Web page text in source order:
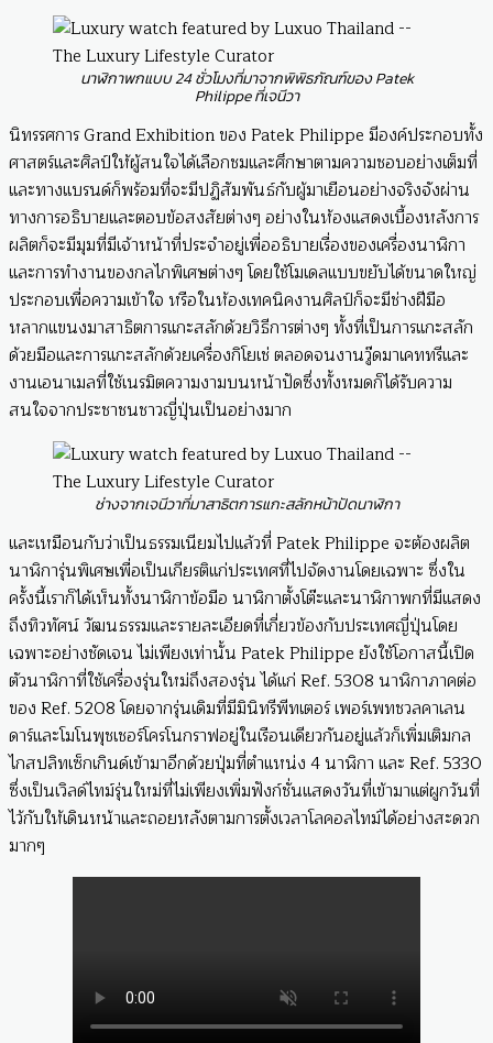
นาฬิกาพกแบบ 24 ชั่วโมงที่มาจากพิพิธภัณฑ์ของ Patek
Philippe ที่เจนีวา
นิทรรศการ Grand Exhibition ของ Patek Philippe มีองค์ประกอบทั้ง
ศาสตร์และศิลป์ให้ผู้สนใจได้เลือกชมและศึกษาตามความชอบอย่างเต็มที่
และทางแบรนด์ก็พร้อมที่จะมีปฏิสัมพันธ์กับผู้มาเยือนอย่างจริงจังผ่าน
ทางการอธิบายและตอบข้อสงสัยต่างๆ อย่างในห้องแสดงเบื้องหลังการ
ผลิตก็จะมีมุมที่มีเจ้าหน้าที่ประจำอยู่เพื่ออธิบายเรื่องของเครื่องนาฬิกา
และการทำงานของกลไกพิเศษต่างๆ โดยใช้โมเดลแบบขยับได้ขนาดใหญ่
ประกอบเพื่อความเข้าใจ หรือในห้องเทคนิคงานศิลป์ก็จะมีช่างฝีมือ
หลากแขนงมาสาธิตการแกะสลักด้วยวิธีการต่างๆ ทั้งที่เป็นการแกะสลัก
ด้วยมือและการแกะสลักด้วยเครื่องกิโยเช่ ตลอดจนงานวู๊ดมาเคททรีและ
งานเอนาเมลที่ใช้เนรมิตความงามบนหน้าปัดซึ่งทั้งหมดก็ได้รับความ
สนใจจากประชาชนชาวญี่ปุ่นเป็นอย่างมาก
ช่างจากเจนีวาที่มาสาธิตการแกะสลักหน้าปัดนาฬิกา
และเหมือนกับว่าเป็นธรรมเนียมไปแล้วที่ Patek Philippe จะต้องผลิต
นาฬิการุ่นพิเศษเพื่อเป็นเกียรติแก่ประเทศที่ไปจัดงานโดยเฉพาะ ซึ่งใน
ครั้งนี้เราก็ได้เห็นทั้งนาฬิกาข้อมือ นาฬิกาตั้งโต๊ะและนาฬิกาพกที่มีแสดง
ถึงทิวทัศน์ วัฒนธรรมและรายละเอียดที่เกี่ยวข้องกับประเทศญี่ปุ่นโดย
เฉพาะอย่างชัดเจน ไม่เพียงเท่านั้น Patek Philippe ยังใช้โอกาสนี้เปิด
ตัวนาฬิกาที่ใช้เครื่องรุ่นใหม่ถึงสองรุ่น ได้แก่ Ref. 5308 นาฬิกาภาคต่อ
ของ Ref. 5208 โดยจากรุ่นเดิมที่มีมินิทรีพีทเตอร์ เพอร์เพทชวลคาเลน
ดาร์และโมโนพุชเชอร์โครโนกราฟอยู่ในเรือนเดียวกันอยู่แล้วก็เพิ่มเติมกล
ไกสปลิทเซ็กเกินด์เข้ามาอีกด้วยปุ่มที่ตำแหน่ง 4 นาฬิกา และ Ref. 5330
ซึ่งเป็นเวิลด์ไทม์รุ่นใหม่ที่ไม่เพียงเพิ่มฟังก์ชั่นแสดงวันที่เข้ามาแต่ผูกวันที่
ไว้กับให้เดินหน้าและถอยหลังตามการตั้งเวลาโลคอลไทม์ได้อย่างสะดวก
มากๆ